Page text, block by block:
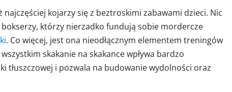
kojarzy się z beztroskimi zabawami dzieci. Nic
którzy nierzadko fundują sobie mordercze
. Co więcej, jest ona nieodłącznym elementem treningów
skakanie na skakance wpływa bardzo
tłuszczowej i pozwala na budowanie wydolności oraz